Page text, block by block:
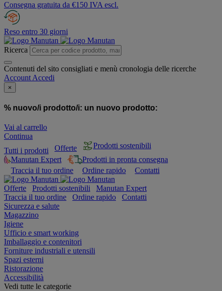
Consegna gratuita da €150 IVA escl.
Reso entro 30 giorni
Ricerca
Contenuti del sito consigliati e menù cronologia delle ricerche
Account Accedi
×
% nuovo/i prodotto/i: un nuovo prodotto:
Vai al carrello
Continua
Tutti i prodotti
Offerte
Prodotti sostenibili
Manutan Expert
Prodotti in pronta consegna
Traccia il tuo ordine
Ordine rapido Contatti
Offerte Prodotti sostenibili
Manutan Expert
Traccia il tuo ordine
Ordine rapido
Contatti
Sicurezza e salute
Magazzino
Igiene
Ufficio e smart working
Imballaggio e contenitori
Forniture industriali e utensili
Spazi esterni
Ristorazione
Accessibilità
Vedi tutte le categorie